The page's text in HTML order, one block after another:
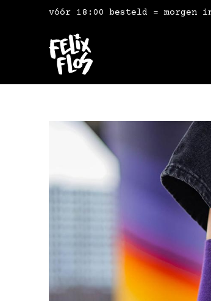
vóór 18:00 besteld = morgen